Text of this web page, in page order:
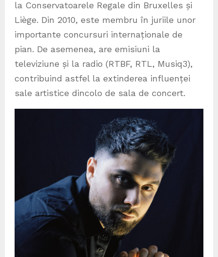
la Conservatoarele Regale din Bruxelles și
Liège. Din 2010, este membru în juriile unor
importante concursuri internaționale de
pian. De asemenea, are emisiuni la
televiziune și la radio (RTBF, RTL, Musiq3),
contribuind astfel la extinderea influenței
sale artistice dincolo de sala de concert.